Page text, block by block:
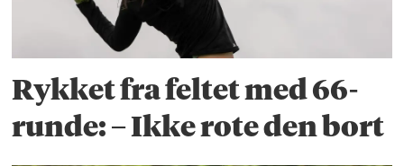
Rykket fra feltet med 66-
runde: – Ikke rote den bort